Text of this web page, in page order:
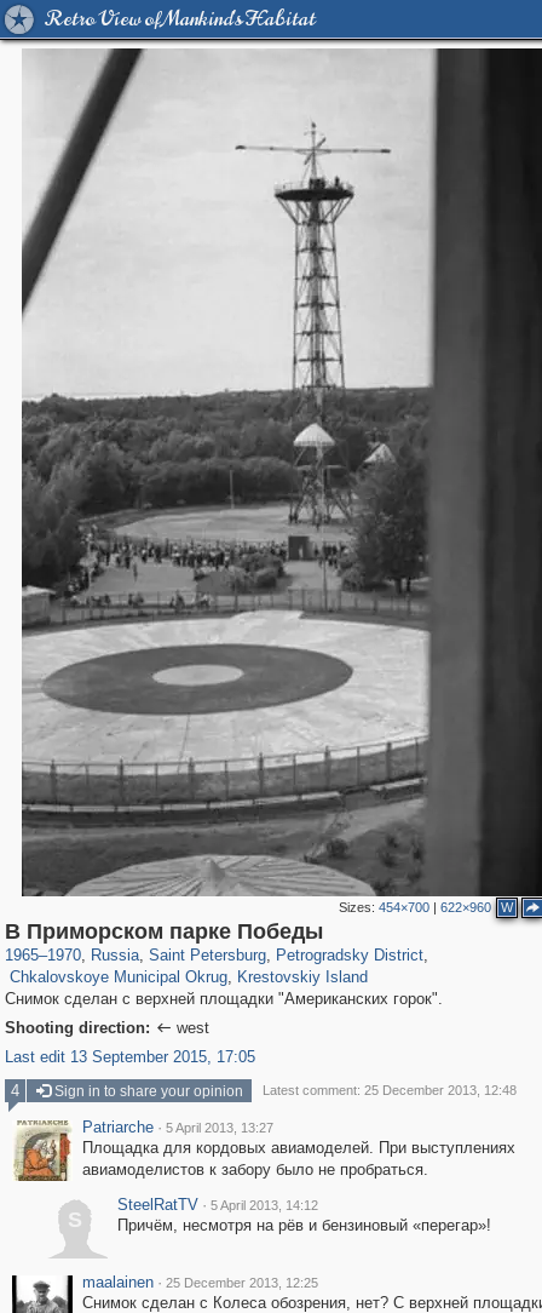
Retro View of Mankind's Habitat
Sizes:454×700 |622×960 W
В Приморском парке Победы
1965–1970, Russia
1,407,206 29,248
, Saint Petersburg
197,232 5,714
, Petrogradsky District
22,955
,
Chkalovskoye Municipal Okrug
7,591 101
, Krestovskiy Island
2,203 14
Снимок сделан с верхней площадки "Американских горок".
Shooting direction:  west
Last edit 13 September 2015, 17:05
4
Sign in to share your opinion Latest comment: 25 December 2013, 12:48
Patriarche · 5 April 2013, 13:27
Площадка для кордовых авиамоделей. При выступлениях
авиамоделистов к забору было не пробраться.
S
SteelRatTV · 5 April 2013, 14:12
Причём, несмотря на рёв и бензиновый «перегар»!
maalainen · 25 December 2013, 12:25
Снимок сделан с Колеса обозрения, нет? С верхней